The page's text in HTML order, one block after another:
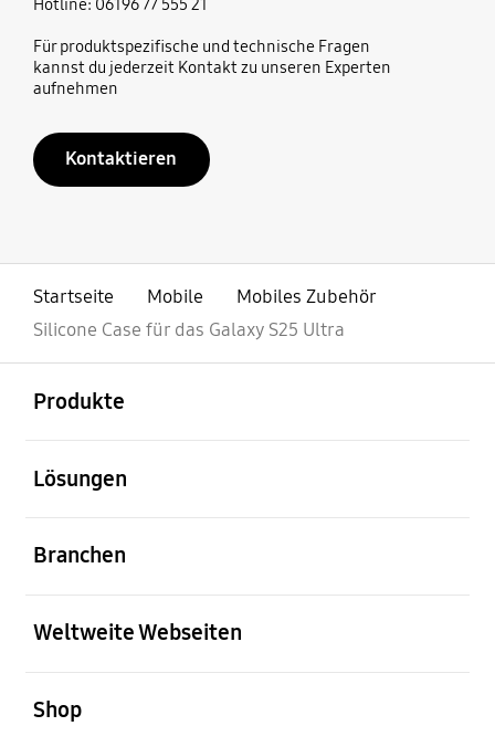
Hotline: 06196 77 555 21
Für produktspezifische und technische Fragen
kannst du jederzeit Kontakt zu unseren Experten
aufnehmen
Kontaktieren
Startseite Mobile
Mobiles Zubehör
Silicone Case für das Galaxy S25 Ultra
Produkte
Lösungen
Branchen
Weltweite Webseiten
Shop